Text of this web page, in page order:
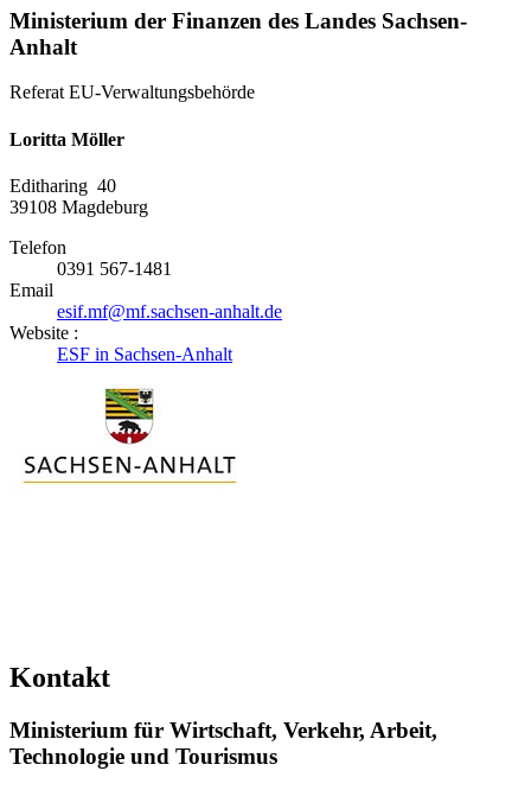
Ministerium der Finanzen des Landes Sachsen-
Anhalt
Referat EU-Verwaltungsbehörde
Loritta Möller
Editharing 40
39108 Magdeburg
Telefon
0391 567-1481
Email
esif.mf@mf.sachsen-anhalt.de
Website :
ESF in Sachsen-Anhalt
Kontakt
Ministerium für Wirtschaft, Verkehr, Arbeit,
Technologie und Tourismus